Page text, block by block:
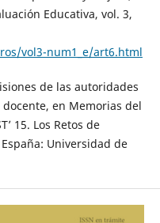
Educativa, vol. 3,
vol3-num1_e/art6.html
de las autoridades
en Memorias del
15. Los Retos de
Universidad de